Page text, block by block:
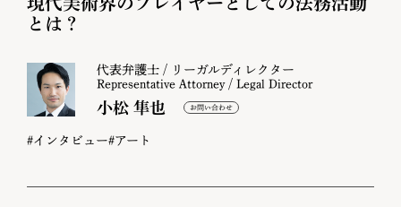
とは？
代表弁護士 / リーガルディレクター
Representative Attorney / Legal Director
小松 隼也
#インタビュー#アート